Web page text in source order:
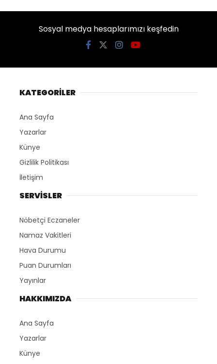
Sosyal medya hesaplarımızı keşfedin
KATEGORİLER
Ana Sayfa
Yazarlar
Künye
Gizlilik Politikası
İletişim
SERVİSLER
Nöbetçi Eczaneler
Namaz Vakitleri
Hava Durumu
Puan Durumları
Yayınlar
HAKKIMIZDA
Ana Sayfa
Yazarlar
Künye